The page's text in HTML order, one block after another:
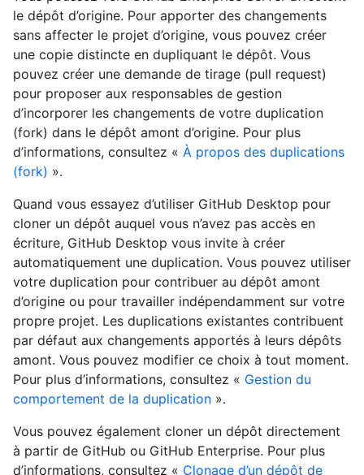
le dépôt d’origine. Pour apporter des changements
sans affecter le projet d’origine, vous pouvez créer
une copie distincte en dupliquant le dépôt. Vous
pouvez créer une demande de tirage (pull request)
pour proposer aux responsables de gestion
d’incorporer les changements de votre duplication
(fork) dans le dépôt amont d’origine. Pour plus
d’informations, consultez « À propos des duplications
(fork) ».
Quand vous essayez d’utiliser GitHub Desktop pour
cloner un dépôt auquel vous n’avez pas accès en
écriture, GitHub Desktop vous invite à créer
automatiquement une duplication. Vous pouvez utiliser
votre duplication pour contribuer au dépôt amont
d’origine ou pour travailler indépendamment sur votre
propre projet. Les duplications existantes contribuent
par défaut aux changements apportés à leurs dépôts
amont. Vous pouvez modifier ce choix à tout moment.
Pour plus d’informations, consultez « Gestion du
comportement de la duplication ».
Vous pouvez également cloner un dépôt directement
à partir de GitHub ou GitHub Enterprise. Pour plus
d’informations, consultez « Clonage d’un dépôt de